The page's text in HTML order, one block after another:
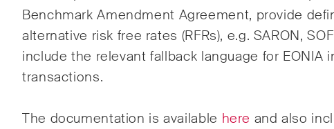
Benchmark Amendment Agreement, provide
alternative risk free rates (RFRs), e.g. SARON,
include the relevant fallback language for EONIA
transactions.
The documentation is available here and also
Publikationen
Arbitration Case Alert
Monatliche E-Mail mit den
Zusammenfassungen der
Trends